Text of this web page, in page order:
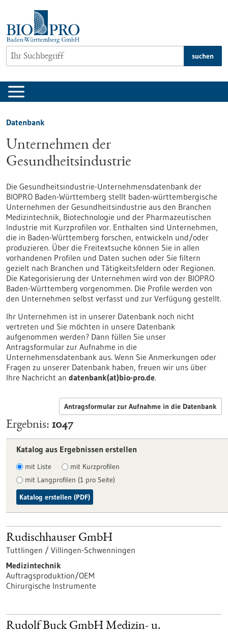
springen
suchen
Datenbank
Unternehmen der
Gesundheitsindustrie
Die Gesundheitsindustrie-Unternehmensdatenbank der
BIOPRO Baden-Württemberg stellt baden-württembergische
Unternehmen der Gesundheitsindustrie aus den Branchen
Medizintechnik, Biotechnologie und der Pharmazeutischen
Industrie mit Kurzprofilen vor. Enthalten sind Unternehmen,
die in Baden-Württemberg forschen, entwickeln und/oder
produzieren. Über die Freitextsuche können Sie in allen
vorhandenen Profilen und Daten suchen oder Sie filtern
gezielt nach Branchen und Tätigkeitsfeldern oder Regionen.
Die Kategorisierung der Unternehmen wird von der BIOPRO
Baden-Württemberg vorgenommen. Die Profile werden von
den Unternehmen selbst verfasst und zur Verfügung gestellt.
Ihr Unternehmen ist in unserer Datenbank noch nicht
vertreten und Sie möchten in unsere Datenbank
aufgenommen werden? Dann füllen Sie unser
Antragsformular zur Aufnahme in die
Unternehmensdatenbank aus. Wenn Sie Anmerkungen oder
Fragen zu unserer Datenbank haben, freuen wir uns über
Ihre Nachricht an datenbank(at)bio-pro.de.
Antragsformular zur Aufnahme in die Datenbank
Ergebnis 1047
Katalog aus Ergebnissen erstellen
mit Liste
mit Kurzprofilen
mit Langprofilen (1 pro Seite)
Katalog erstellen (PDF)
Rudischhauser GmbH
Tuttlingen / Villingen-Schwenningen
Medizintechnik
Auftragsproduktion/OEM
Chirurgische Instrumente
Rudolf Buck GmbH Medizin- u.